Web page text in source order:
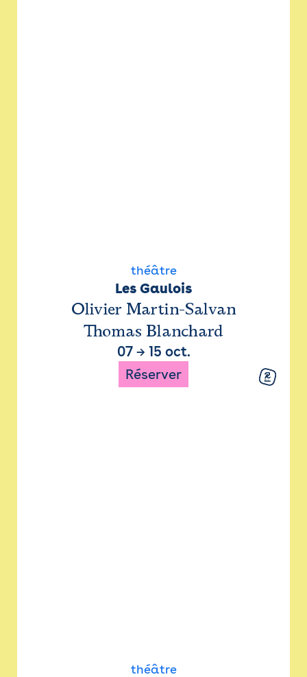
théâtre
Les Gaulois
Olivier Martin-Salvan
Thomas Blanchard
07→ 15 oct.
Réserver
théâtre